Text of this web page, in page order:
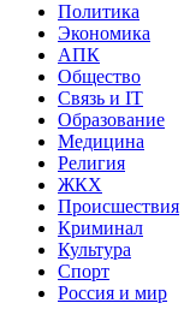
Политика
Экономика
АПК
Общество
Связь и IT
Образование
Медицина
Религия
ЖКХ
Происшествия
Криминал
Культура
Спорт
Россия и мир